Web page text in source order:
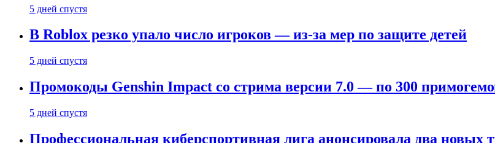
5 дней спустя
В Roblox резко упало число игроков — из-за мер по защите детей
5 дней спустя
Промокоды Genshin Impact со стрима версии 7.0 — по 300
5 дней спустя
Профессиональная киберспортивная лига анонсировала два новых